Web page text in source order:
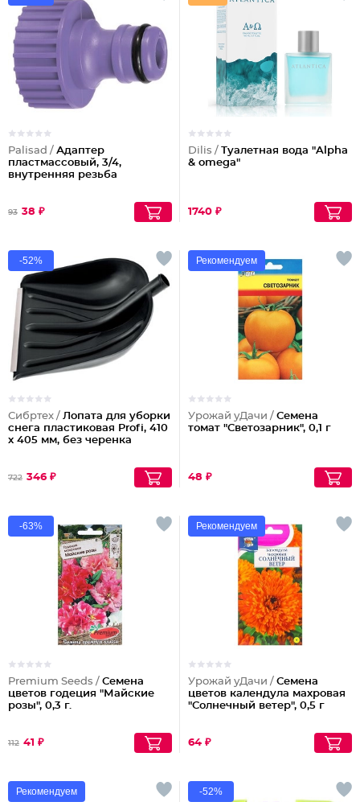
Palisad / Адаптер
пластмассовый, 3/4,
внутренняя резьба
93 38 ₽
Dilis / Туалетная вода "Alpha
& omega"
1740 ₽
-52%
Сибртех / Лопата для уборки
снега пластиковая Profi, 410
х 405 мм, без черенка
722 346 ₽
Рекомендуем
Урожай уДачи / Семена
томат "Светозарник", 0,1 г
48 ₽
-63%
Premium Seeds / Семена
цветов годеция "Майские
розы", 0,3 г.
112 41 ₽
Рекомендуем
Урожай уДачи / Семена
цветов календула махровая
"Солнечный ветер", 0,5 г
64 ₽
Рекомендуем -52%